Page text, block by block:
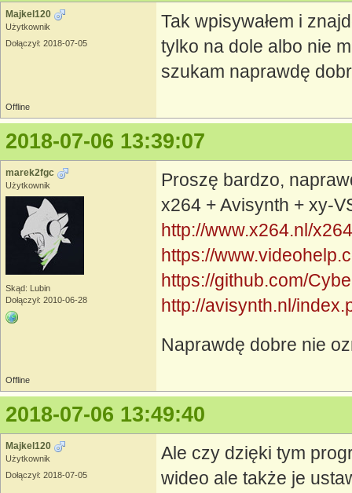
Majkel120
Użytkownik
Dołączył: 2018-07-05
Tak wpisywałem i
tylko na dole albo nie
szukam naprawdę
Offline
2018-07-06 13:39:07
marek2fgc
Użytkownik
Skąd: Lubin
Dołączył: 2010-06-28
Proszę bardzo,
x264 + Avisynth + xy-
http://www.x264.nl/
https://
https://github.com/
http://avisynth.nl/
Naprawdę dobre nie
Offline
2018-07-06 13:49:40
Majkel120
Użytkownik
Dołączył: 2018-07-05
Ale czy dzięki tym
wideo ale także je